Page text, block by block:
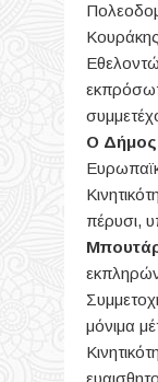
Κουράκης
Ο Δήμος
πέρυσι,
μόνιμα